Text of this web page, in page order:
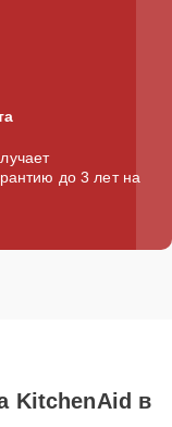
до 3 лет на
KitchenAid в